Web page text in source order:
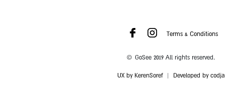
Terms & Conditions
© GoSee 2019 All rights reserved.
UX by KerenSoref| Developed by codja